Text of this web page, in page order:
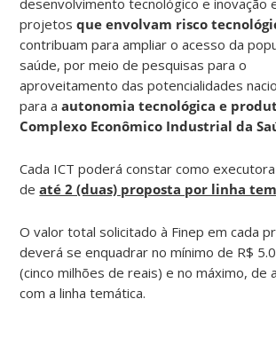
projetosque envolvam risco
contribuam para ampliar o acesso da
saúde, por meio de pesquisas para o
aproveitamento das potencialidades
para aautonomia tecnológica e
Complexo Econômico Industrial da
Cada ICT poderá constar como
deaté 2 (duas) proposta por linha
O valor total solicitado à Finep em cada
deverá se enquadrar no mínimo de R$
(cinco milhões de reais) e no máximo, de
com a linha temática.